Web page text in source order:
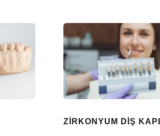
ZIRKONYUM DIŞ